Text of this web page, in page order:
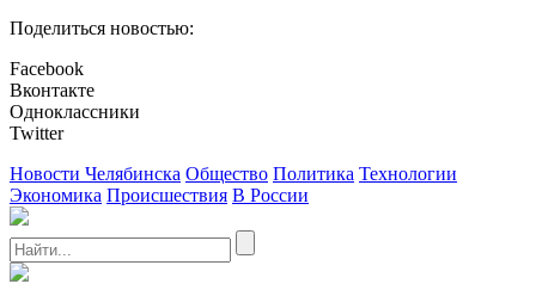
Поделиться новостью:
Facebook
Вконтакте
Одноклассники
Twitter
Новости Челябинска Общество Политика Технологии
Экономика Происшествия В России